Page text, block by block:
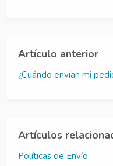
Artículo anterior
¿Cuándo envían mi
Artículos
Políticas de Envío